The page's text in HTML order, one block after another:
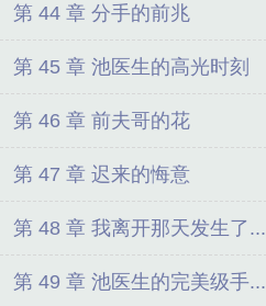
第 44 章 分手的前兆
第 45 章 池医生的高光时刻
第 46 章 前夫哥的花
第 47 章 迟来的悔意
第 48 章 我离开那天发生了...
第 49 章 池医生的完美级手...